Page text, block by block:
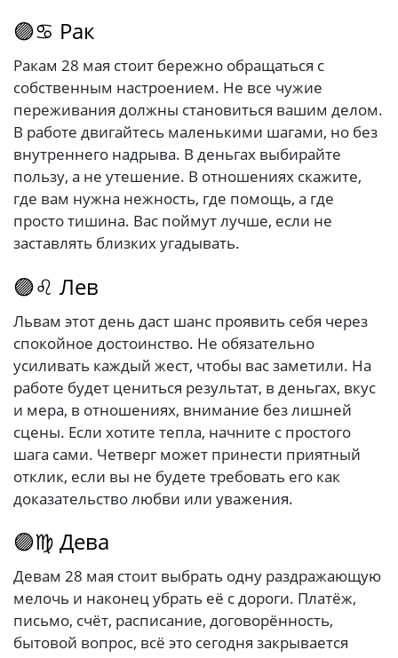
🟣♋ Рак
Ракам 28 мая стоит бережно обращаться с
собственным настроением. Не все чужие
переживания должны становиться вашим делом.
В работе двигайтесь маленькими шагами, но без
внутреннего надрыва. В деньгах выбирайте
пользу, а не утешение. В отношениях скажите,
где вам нужна нежность, где помощь, а где
просто тишина. Вас поймут лучше, если не
заставлять близких угадывать.
🟣♌ Лев
Львам этот день даст шанс проявить себя через
спокойное достоинство. Не обязательно
усиливать каждый жест, чтобы вас заметили. На
работе будет цениться результат, в деньгах, вкус
и мера, в отношениях, внимание без лишней
сцены. Если хотите тепла, начните с простого
шага сами. Четверг может принести приятный
отклик, если вы не будете требовать его как
доказательство любви или уважения.
🟣♍ Дева
Девам 28 мая стоит выбрать одну раздражающую
мелочь и наконец убрать её с дороги. Платёж,
письмо, счёт, расписание, договорённость,
бытовой вопрос, всё это сегодня закрывается